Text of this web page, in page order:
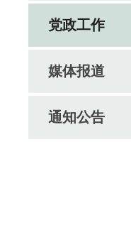
党政工作
媒体报道
通知公告